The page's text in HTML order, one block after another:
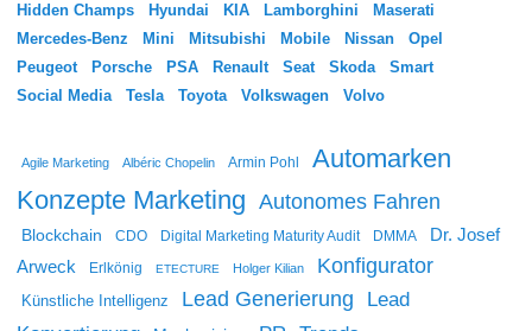
Hidden Champs
Hyundai KIA Lamborghini
Maserati
Mercedes-Benz
Mini Mitsubishi Mobile Nissan
Opel
Peugeot
Porsche PSA Renault Seat Skoda
Smart
Social Media
Tesla Toyota Volkswagen Volvo
Agile Marketing Albéric Chopelin Armin Pohl
Automarken
Konzepte Marketing Autonomes Fahren
Blockchain CDO Digital Marketing Maturity Audit DMMA
Dr. Josef
Arweck
Erlkönig ETECTURE Holger Kilian Konfigurator
Künstliche Intelligenz Lead Generierung
Lead